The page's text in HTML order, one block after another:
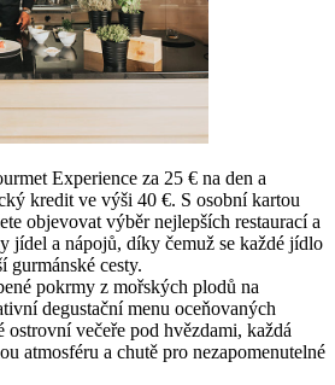
Experience za 25 € na den a
kredit ve výši 40 €. S osobní kartou
objevovat výběr nejlepších restaurací a
jídel a nápojů, díky čemuž se každé jídlo
gurmánské cesty.
pokrmy z mořských plodů na
degustační menu oceňovaných
ostrovní večeře pod hvězdami, každá
atmosféru a chutě pro nezapomenutelné